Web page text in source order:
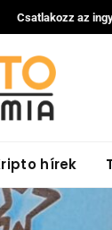
Csatlakozz az
hírek